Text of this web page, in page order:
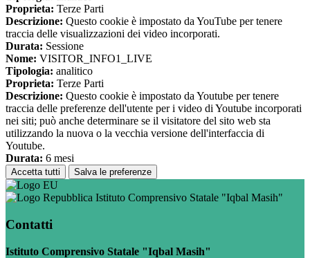
Proprieta: Terze Parti
Descrizione: Questo cookie è impostato da YouTube per tenere
traccia delle visualizzazioni dei video incorporati.
Durata: Sessione
Nome: VISITOR_INFO1_LIVE
Tipologia: analitico
Proprieta: Terze Parti
Descrizione: Questo cookie è impostato da Youtube per tenere
traccia delle preferenze dell'utente per i video di Youtube incorporati
nei siti; può anche determinare se il visitatore del sito web sta
utilizzando la nuova o la vecchia versione dell'interfaccia di
Youtube.
Durata: 6 mesi
Accetta tutti Salva le preferenze
Istituto Comprensivo Statale "Iqbal Masih"
Contatti
Istituto Comprensivo Statale "Iqbal Masih"